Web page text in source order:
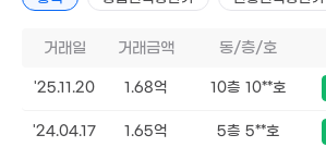
거래일 거래금액 동/층/호
'25.11.20 1.68억 10층 10**호
'24.04.17 1.65억 5층 5**호